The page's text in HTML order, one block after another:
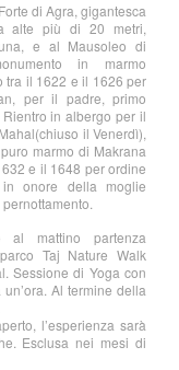
di Agra, gigantesca
alte più di 20 metri,
e al Mausoleo di
in marmo
tra il 1622 e il 1626 per
per il padre, primo
Rientro in albergo per il
il Venerdì),
marmo di Makrana
e il 1648 per ordine
onore della moglie
al mattino partenza
Taj Nature Walk
Sessione di Yoga con
Al termine della
l’esperienza sarà
Esclusa nei mesi di